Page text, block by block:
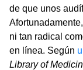
de que unos
ni tan radical
en línea. Según
Library of